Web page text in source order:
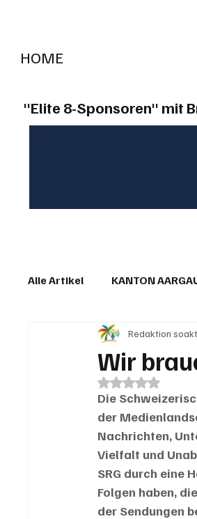
HOME
"Elite 8-Sponsoren" mit
Alle Artikel KANTON
IN EIGENER SACHE
Wir
Redaktion
Mit NaN von 5
Die
der
Nachrichten,
Vielfalt und
SRG durch eine
Folgen haben,
der Sendungen